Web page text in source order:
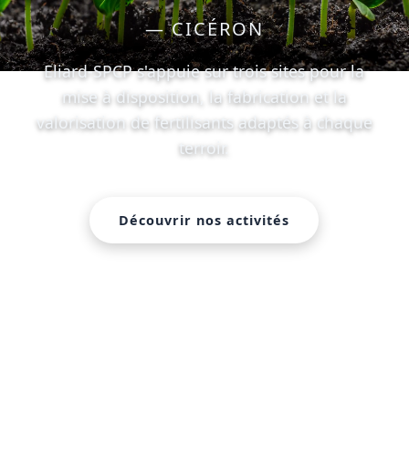
— CICÉRON
Eliard-SPCP s'appuie sur trois sites pour la
mise à disposition, la fabrication et la
valorisation de fertilisants adaptés à chaque
terroir.
Découvrir nos activités